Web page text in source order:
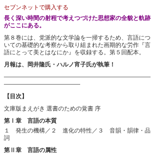
セブンネットで購入する
長く深い時間の射程で考えつづけた思想家の全貌と軌跡
がここにある。
第８巻には、党派的な文学論を一掃するため、言語につ
いての基礎的な考察から取り組まれた画期的な労作『言
語にとって美とはなにか』を収録する。第５回配本。
月報は、岡井隆氏・ハルノ宵子氏が執筆！
―――――――――――――――――――――――――
―――――――――――――
【目次】
文庫版まえがき 選書のための覚書 序
第Ⅰ章 言語の本質
１ 発生の機構／２ 進化の特性／３ 音韻・韻律・品
詞
第Ⅱ章 言語の属性